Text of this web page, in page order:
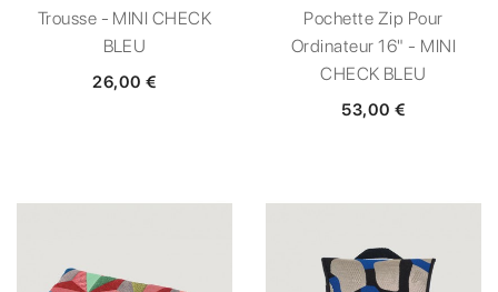
Trousse - MINI CHECK
BLEU
26,00 €
Pochette Zip Pour
Ordinateur 16" - MINI
CHECK BLEU
53,00 €